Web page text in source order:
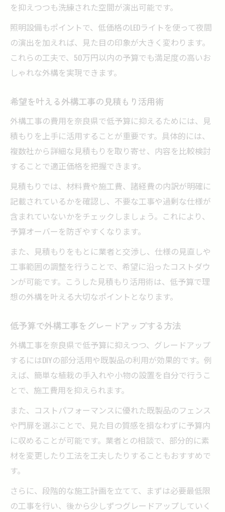
を抑えつつも洗練された空間が演出可能です。
照明設備もポイントで、低価格のLEDライトを使って夜間
の演出を加えれば、見た目の印象が大きく変わります。
これらの工夫で、50万円以内の予算でも満足度の高いお
しゃれな外構を実現できます。
希望を叶える外構工事の見積もり活用術
外構工事の費用を奈良県で低予算に抑えるためには、見
積もりを上手に活用することが重要です。具体的には、
複数社から詳細な見積もりを取り寄せ、内容を比較検討
することで適正価格を把握できます。
見積もりでは、材料費や施工費、諸経費の内訳が明確に
記載されているかを確認し、不要な工事や過剰な仕様が
含まれていないかをチェックしましょう。これにより、
予算オーバーを防ぎやすくなります。
また、見積もりをもとに業者と交渉し、仕様の見直しや
工事範囲の調整を行うことで、希望に沿ったコストダウ
ンが可能です。こうした見積もり活用術は、低予算で理
想の外構を叶える大切なポイントとなります。
低予算で外構工事をグレードアップする方法
外構工事を奈良県で低予算に抑えつつ、グレードアップ
するにはDIYの部分活用や既製品の利用が効果的です。例
えば、簡単な植栽の手入れや小物の設置を自分で行うこ
とで、施工費用を抑えられます。
また、コストパフォーマンスに優れた既製品のフェンス
や門扉を選ぶことで、見た目の質感を損なわずに予算内
に収めることが可能です。業者との相談で、部分的に素
材を変更したり工法を工夫したりすることもおすすめで
す。
さらに、段階的な施工計画を立てて、まずは必要最低限
の工事を行い、後から少しずつグレードアップしていく